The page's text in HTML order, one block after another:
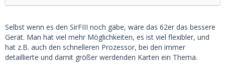
Selbst wenn es den SirFIII noch gäbe, wäre das 62er das bessere
Gerät. Man hat viel mehr Möglichkeiten, es ist viel flexibler, und
hat z.B. auch den schnelleren Prozessor, bei den immer
detaillierte und damit größer werdenden Karten ein Thema.